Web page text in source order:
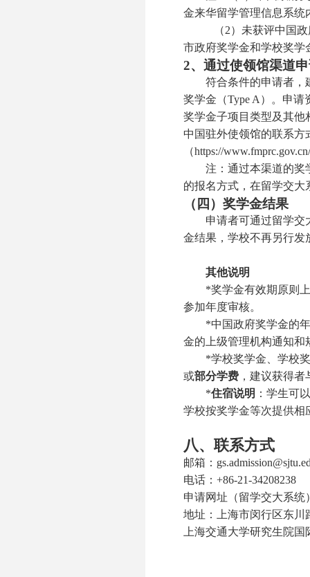
金来华留学管理信息系统
（2）未获评中国
市政府奖学金和学校奖学
2、通过使领馆渠道
符合条件的申请者，
奖学金（Type A）。申
奖学金子项目类型及其他
中国驻外使领馆的联系
（https://
注：通过本渠道的奖
的报名方式，在留学交大
（四）奖学金结果
申请者可通过留学交
金结果，学校不再另行发
其他说明
*奖学金有效期原则
参加年度审核。
*中国政府奖学金的
金的上级管理机构通知和
*学校奖学金、 学校
或部分学费 ，建议获得
*住宿说明 ： 学生可
学校按奖学金等次提供相
八、联系方式
邮箱：
电话：+86-21-34208238
申请网址（留学交大系统
地址：上海市闵行区东川
上海交通大学研究生院国